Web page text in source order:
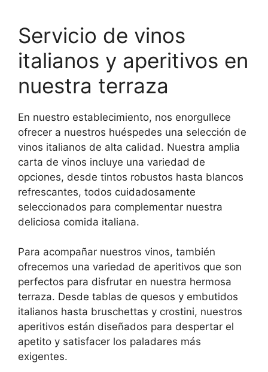
Servicio de vinos
italianos y aperitivos en
nuestra terraza
En nuestro establecimiento, nos enorgullece
ofrecer a nuestros huéspedes una selección de
vinos italianos de alta calidad. Nuestra amplia
carta de vinos incluye una variedad de
opciones, desde tintos robustos hasta blancos
refrescantes, todos cuidadosamente
seleccionados para complementar nuestra
deliciosa comida italiana.
Para acompañar nuestros vinos, también
ofrecemos una variedad de aperitivos que son
perfectos para disfrutar en nuestra hermosa
terraza. Desde tablas de quesos y embutidos
italianos hasta bruschettas y crostini, nuestros
aperitivos están diseñados para despertar el
apetito y satisfacer los paladares más
exigentes.